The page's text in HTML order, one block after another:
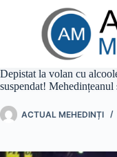
Depistat la volan cu
suspendat! Mehedințeanul
ACTUAL MEHEDINȚI